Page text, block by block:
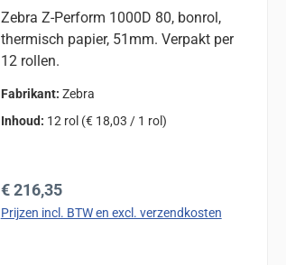
Zebra Z-Perform 1000D 80, bonrol,
thermisch papier, 51mm. Verpakt per
12 rollen.
Fabrikant: Zebra
Inhoud: 12 rol (€ 18,03 / 1 rol)
Normale prijs:
€ 216,35
Prijzen incl. BTW en excl. verzendkosten